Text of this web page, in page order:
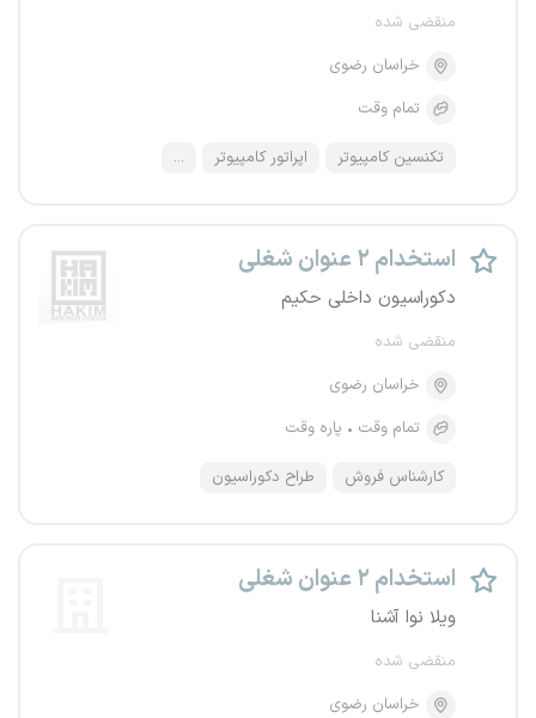
منقضی شده
خراسان رضوی
تمام وقت
تکنسین کامپیوتر اپراتور کامپیوتر ...
استخدام ۲ عنوان شغلی
دکوراسیون داخلی حکیم
منقضی شده
خراسان رضوی
تمام وقت
پاره وقت
کارشناس فروش طراح دکوراسیون
استخدام ۲ عنوان شغلی
ویلا نوا آشنا
منقضی شده
خراسان رضوی